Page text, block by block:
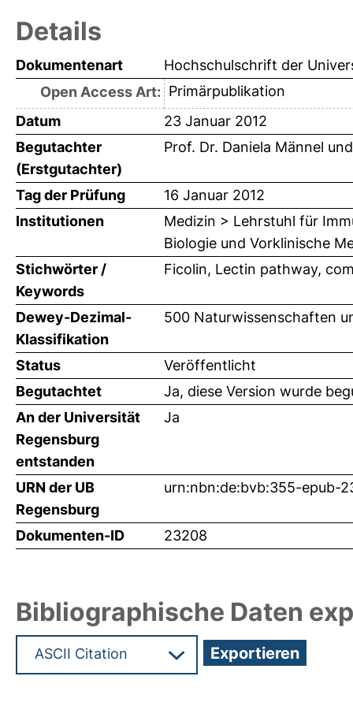
Details
Dokumentenart
Hochschulschrift der
Open Access Art: Primärpublikation
Datum
23 Januar 2012
Begutachter
(Erstgutachter)
Prof. Dr. Daniela Männel
Tag der Prüfung
16 Januar 2012
Institutionen
Medizin > Lehrstuhl für
Biologie und Vorklinische
Stichwörter /
Keywords
Ficolin, Lectin pathway,
Dewey-Dezimal-
Klassifikation
500 Naturwissenschaften
Status
Veröffentlicht
Begutachtet
Ja, diese Version wurde
An der Universität
Regensburg
entstanden
Ja
URN der UB
Regensburg
urn:nbn:de:bvb:355-epub-
Dokumenten-ID 23208
Bibliographische Daten